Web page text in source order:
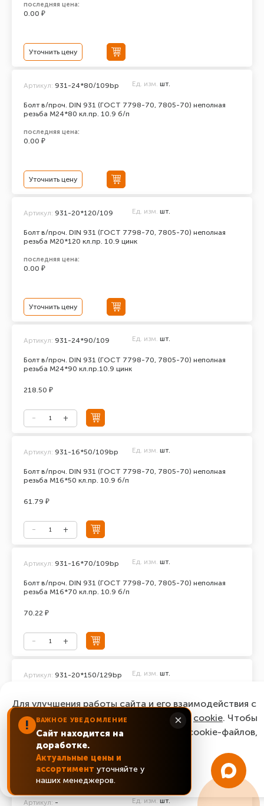
последняя цена:
0.00 ₽
Уточнить цену
Болт в/проч. DIN 931 (ГОСТ 7798-70, 7805-70) неполная
резьба М24*80 кл.пр. 10.9 б/п
Артикул: 931-24*80/109bp Ед. изм. шт.
последняя цена:
0.00 ₽
Уточнить цену
Болт в/проч. DIN 931 (ГОСТ 7798-70, 7805-70) неполная
резьба М20*120 кл.пр. 10.9 цинк
Артикул: 931-20*120/109 Ед. изм. шт.
последняя цена:
0.00 ₽
Уточнить цену
Болт в/проч. DIN 931 (ГОСТ 7798-70, 7805-70) неполная
резьба М24*90 кл.пр.10.9 цинк
Артикул: 931-24*90/109 Ед. изм. шт.
218.50 ₽
Болт в/проч. DIN 931 (ГОСТ 7798-70, 7805-70) неполная
резьба М16*50 кл.пр. 10.9 б/п
Артикул: 931-16*50/109bp Ед. изм. шт.
61.79 ₽
Болт в/проч. DIN 931 (ГОСТ 7798-70, 7805-70) неполная
резьба М16*70 кл.пр. 10.9 б/п
Артикул: 931-16*70/109bp Ед. изм. шт.
70.22 ₽
резьба М20*150 кл.пр. 12.9 б/п
Артикул: 931-20*150/129bp Ед. изм. шт.
последняя цена:
493.92 ₽
Уточнить цену
Артикул: - Ед. изм. шт.
! ВАЖНОЕ УВЕДОМЛЕНИЕ
Сайт находится на
доработке.
Актуальные цены и
ассортимент уточняйте у
наших менеджеров.
×
Для улучшения работы сайта и его взаимодействия с
пользователями мы используем файлы cookie. Чтобы
согласиться с нашим использованием cookie-файлов,
нажмите “Ок, понятно!”
ОК, понятно!